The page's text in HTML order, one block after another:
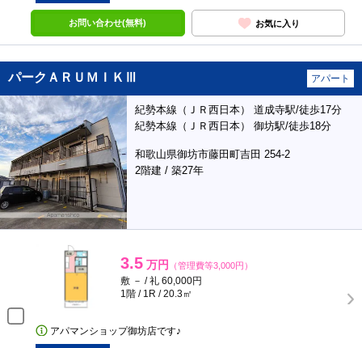
お問い合わせ(無料) お気に入り
パークＡＲＵＭＩＫⅢ アパート
紀勢本線（ＪＲ西日本） 道成寺駅/徒歩17分
紀勢本線（ＪＲ西日本） 御坊駅/徒歩18分
和歌山県御坊市藤田町吉田 254-2
2階建 / 築27年
3.5 万円 （管理費等3,000円）
敷 － / 礼 60,000円
1階 / 1R / 20.3㎡
アパマンショップ御坊店です♪